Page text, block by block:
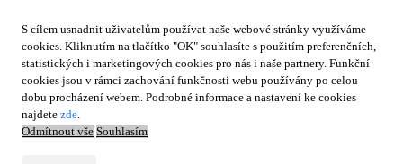
S cílem usnadnit uživatelům používat naše webové stránky využíváme
cookies. Kliknutím na tlačítko "OK" souhlasíte s použitím preferenčních,
statistických i marketingových cookies pro nás i naše partnery. Funkční
cookies jsou v rámci zachování funkčnosti webu používány po celou
dobu procházení webem. Podrobné informace a nastavení ke cookies
najdete zde.
Odmítnout vše Souhlasím